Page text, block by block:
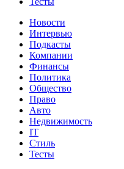
Новости
Интервью
Подкасты
Компании
Финансы
Политика
Общество
Право
Авто
Недвижимость
IT
Стиль
Тесты